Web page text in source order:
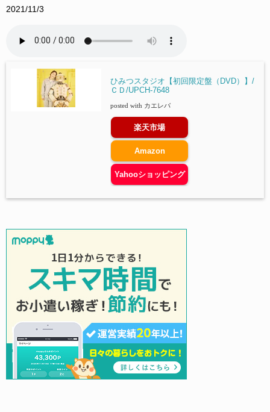
2021/11/3
ひみつスタジオ【初回限定盤（DVD）】/
ＣＤ/UPCH-7648
posted with カエレバ
楽天市場
Amazon
Yahooショッピング